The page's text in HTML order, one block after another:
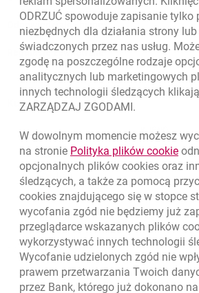
Kursy wymiany walut
Kursy wymiany walut. Data
WALUTA KUPNO
EUR 4.1346
USD
CHF 4.4312
GBP 4.822
7.08.2026, 12:53:25
Odpowiedzialny biznes
Regulacje zewnętrzne
ODRZUĆ spowoduje zapisanie tylko
niezbędnych dla działania strony
świadczonych przez nas usług.
zgodę na poszczególne rodzaje
analitycznych lub marketingowych
innych technologii śledzących
ZARZĄDZAJ ZGODAMI.
W dowolnym momencie możesz
na stronie Polityka plików cookielink
opcjonalnych plików cookies oraz
śledzących, a także za pomocą
cookies znajdującego się w stopce
wycofania zgód nie będziemy już
przeglądarce wskazanych plików
wykorzystywać innych technologii
Wycofanie udzielonych zgód nie
prawem przetwarzania Twoich
przez Bank, którego już dokonano